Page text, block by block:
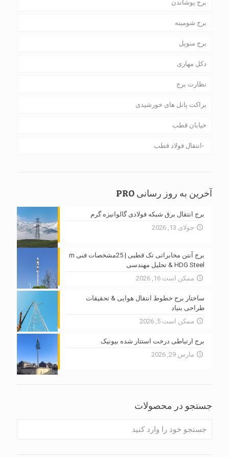
برج پوشاندن
برج شومینه
برج منوپل
دکل مهاری
نظارت برج
براکت پانل های خورشیدی
خیابان قطب
انتقال فولاد قطب
آخرین به روز رسانی PRO
برج انتقال برق شبکه فولادی گالوانیزه گرم
جولای 13, 2026
برج آنتن مخابراتی تک قطبی | 25مشخصات فنی m
HDG Steel & تحلیل مهندسی
ممکن است 16, 2026
ساختار برج خطوط انتقال هوایی & تحقیقات
طراحی بنیاد
ممکن است 5, 2026
برج ارتباطی درخت استتار شده بیونیک
مارس 29, 2026
جستجو در محصولات